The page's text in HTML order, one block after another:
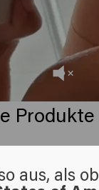
Produkte
Conditioner
aus, als